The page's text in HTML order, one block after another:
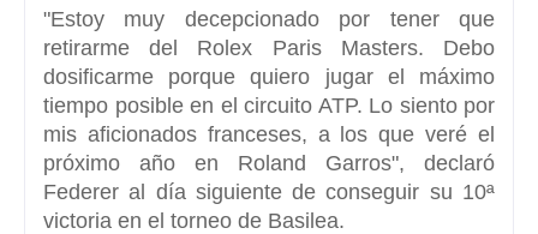
"Estoy muy decepcionado por tener que
retirarme del Rolex Paris Masters. Debo
dosificarme porque quiero jugar el máximo
tiempo posible en el circuito ATP. Lo siento por
mis aficionados franceses, a los que veré el
próximo año en Roland Garros", declaró
Federer al día siguiente de conseguir su 10ª
victoria en el torneo de Basilea.